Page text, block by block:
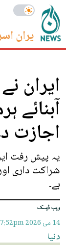
ایران
ایران
آبنائے
اجازت
یہ پیش رفت
شراکت داری
ہے۔
ویب ڈیسک
14 مئ 2026
دنیا